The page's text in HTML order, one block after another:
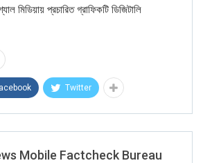
মিডিয়ায় প্রচারিত গ্রাফিকটি ডিজিটালি
Twitter
Mobile Factcheck Bureau